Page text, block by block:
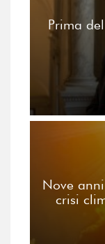
Prima
Nove
crisi